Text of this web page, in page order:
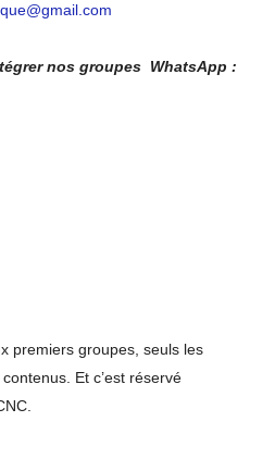
nos groupes WhatsApp :
premiers groupes, seuls les
Et c’est réservé